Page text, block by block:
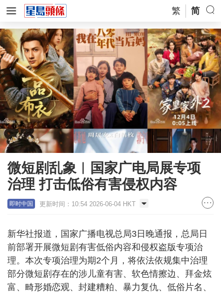
繁 简
微短剧乱象︱国家广电局展专项
治理 打击低俗有害侵权内容
即时中国 更新时间：10:54 2026-06-04 HKT
新华社报道，国家广播电视总局3日晚通报，总局日
前部署开展微短剧有害低俗内容和侵权盗版专项治
理。本次专项治理为期2个月，将依法依规集中治理
部分微短剧存在的涉儿童有害、软色情擦边、拜金炫
富、畸形婚恋观、封建糟粕、暴力复仇、低俗片名、